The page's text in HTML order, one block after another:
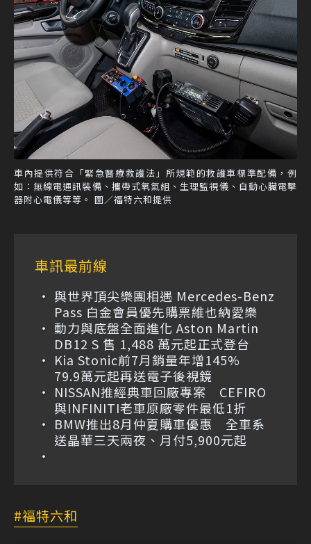
車內提供符合「緊急醫療救護法」所規範的救護車標準配備，例
如：無線電通訊裝備、攜帶式氧氣組、生理監視儀、自動心臟電擊
器附心電儀等等。 圖／福特六和提供
車訊最前線
與世界頂尖樂團相遇 Mercedes-Benz
Pass 白金會員優先購票維也納愛樂
動力與底盤全面進化 Aston Martin
DB12 S 售 1,488 萬元起正式登台
Kia Stonic前7月銷量年增145%
79.9萬元起再送電子後視鏡
NISSAN推經典車回廠專案 CEFIRO
與INFINITI老車原廠零件最低1折
BMW推出8月仲夏購車優惠 全車系
送晶華三天兩夜、月付5,900元起
福特六和